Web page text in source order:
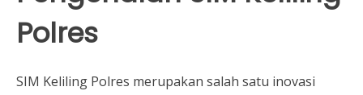
Polres
SIM Keliling Polres merupakan salah satu inovasi